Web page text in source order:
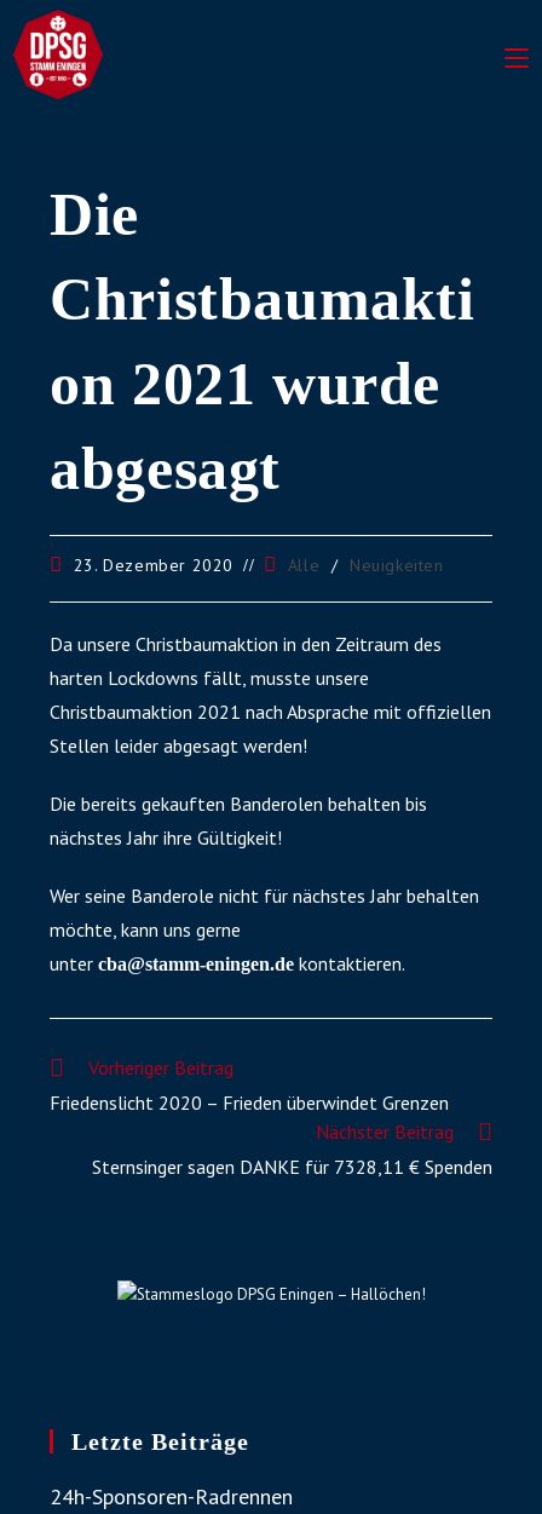
Die
Christbaumakti
on 2021 wurde
abgesagt
23. Dezember 2020 Alle / Neuigkeiten
Da unsere Christbaumaktion in den Zeitraum des
harten Lockdowns fällt, musste unsere
Christbaumaktion 2021 nach Absprache mit offiziellen
Stellen leider abgesagt werden!
Die bereits gekauften Banderolen behalten bis
nächstes Jahr ihre Gültigkeit!
Wer seine Banderole nicht für nächstes Jahr behalten
möchte, kann uns gerne
untercba@stamm-eningen.de kontaktieren.
Vorheriger Beitrag
Friedenslicht 2020 – Frieden überwindet Grenzen
Nächster Beitrag
Sternsinger sagen DANKE für 7328,11 € Spenden
Letzte Beiträge
24h-Sponsoren-Radrennen